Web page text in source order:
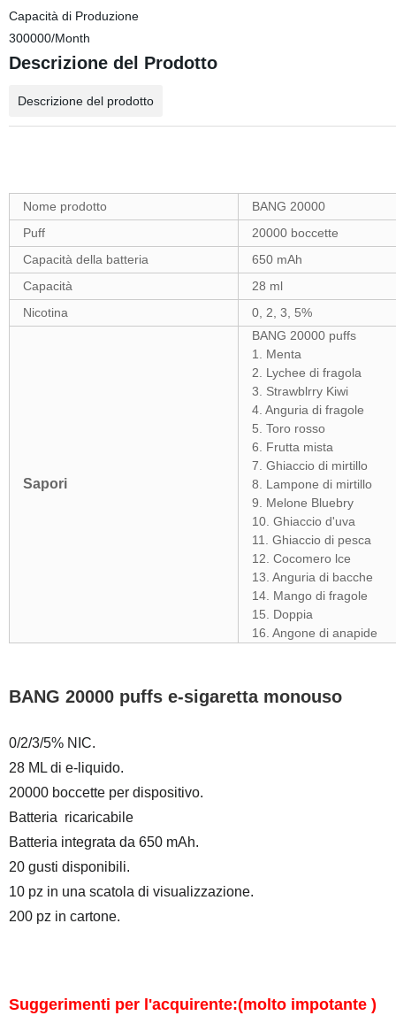
Capacità di Produzione
300000/Month
Descrizione del Prodotto
Descrizione del prodotto
Nome prodotto
BANG 20000
Puff
20000 boccette
Capacità della batteria
650 mAh
Capacità
28 ml
Nicotina
0, 2, 3, 5%
Sapori
BANG 20000 puffs
1. Menta
2. Lychee di fragola
3. Strawblrry Kiwi
4. Anguria di fragole
5. Toro rosso
6. Frutta mista
7. Ghiaccio di mirtillo
8. Lampone di mirtillo
9. Melone Bluebry
10. Ghiaccio d'uva
11. Ghiaccio di pesca
12. Cocomero lce
13. Anguria di bacche
14. Mango di fragole
15. Doppia
16. Angone di anapide
BANG 20000 puffs e-sigaretta monouso
0/2/3/5% NIC.
28 ML di e-liquido.
20000 boccette per dispositivo.
Batteria ricaricabile
Batteria integrata da 650 mAh.
20 gusti disponibili.
10 pz in una scatola di visualizzazione.
200 pz in cartone.
Suggerimenti per l'acquirente:(molto impotante )